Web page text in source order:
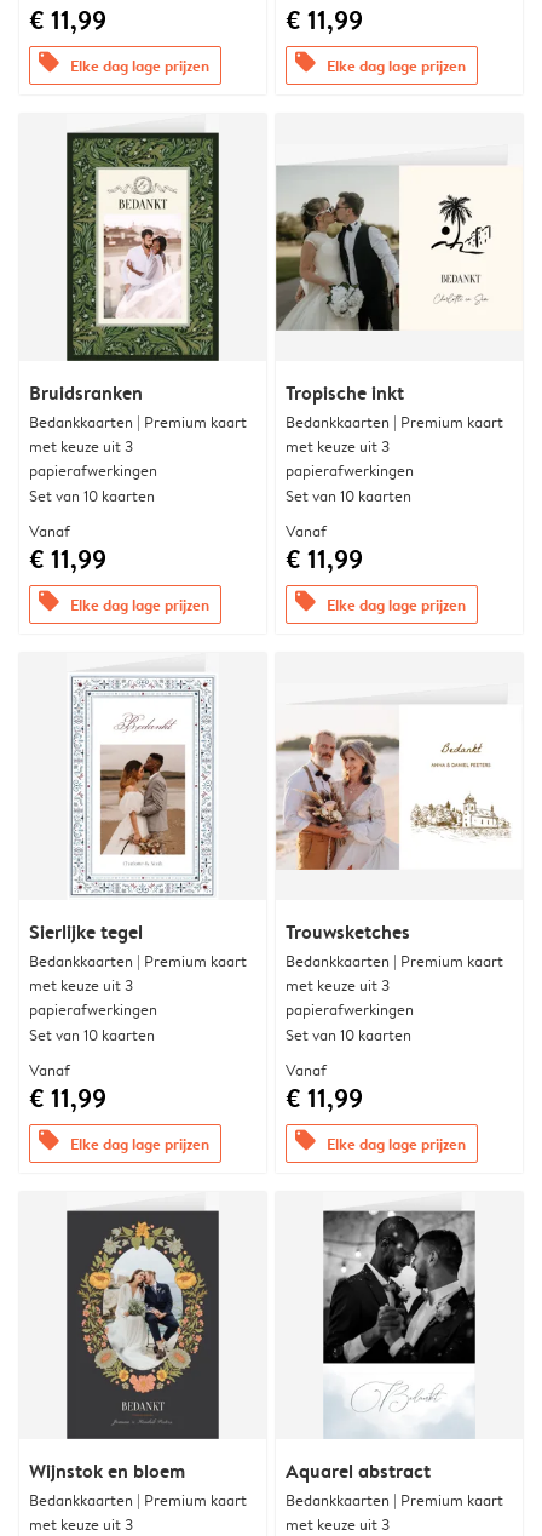
€ 11,99
offers Elke dag lage prijzen
€ 11,99
offers Elke dag lage prijzen
Bruidsranken
Bedankkaarten | Premium kaart
met keuze uit 3
papierafwerkingen
Set van 10 kaarten
Vanaf
€ 11,99
offers Elke dag lage prijzen
Tropische inkt
Bedankkaarten | Premium kaart
met keuze uit 3
papierafwerkingen
Set van 10 kaarten
Vanaf
€ 11,99
offers Elke dag lage prijzen
Sierlijke tegel
Bedankkaarten | Premium kaart
met keuze uit 3
papierafwerkingen
Set van 10 kaarten
Vanaf
€ 11,99
offers Elke dag lage prijzen
Trouwsketches
Bedankkaarten | Premium kaart
met keuze uit 3
papierafwerkingen
Set van 10 kaarten
Vanaf
€ 11,99
offers Elke dag lage prijzen
Wijnstok en bloem
Bedankkaarten | Premium kaart
met keuze uit 3
Aquarel abstract
Bedankkaarten | Premium kaart
met keuze uit 3